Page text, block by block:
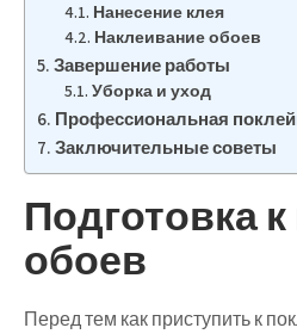
Нанесение клея
Наклеивание обоев
Завершение работы
Уборка и уход
Профессиональная
Заключительные советы
Подготовка
обоев
Перед тем как приступить к